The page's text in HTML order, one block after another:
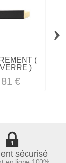
(
)
€
›
sécurisé